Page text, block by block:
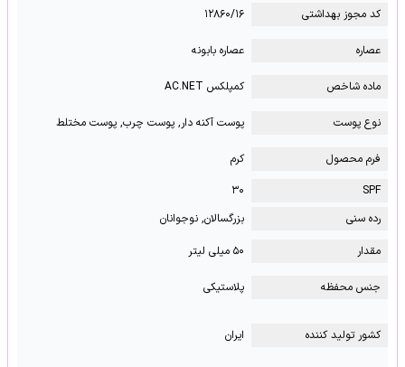
کد مجوز بهداشتی ۱۲۸۶۰/۱۶
عصاره عصاره بابونه
ماده شاخص کمپلکس AC.NET
نوع پوست پوست آکنه دار, پوست چرب, پوست مختلط
فرم محصول
کرم
SPF
۳۰
رده سنی
بزرگسالان, نوجوانان
مقدار
۵۰ میلی لیتر
جنس محفظه پلاستیکی
کشور تولید کننده ایران